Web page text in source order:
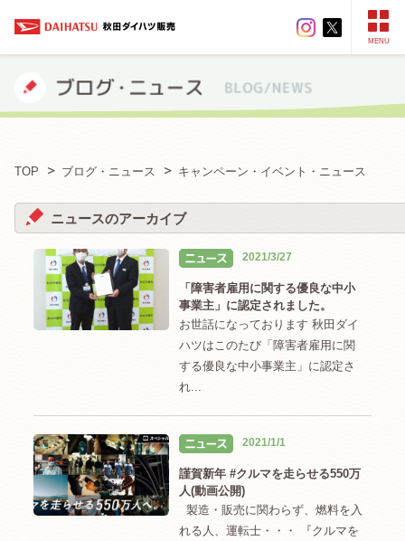
MENU
TOP ブログ・ニュース キャンペーン・イベント・ニュース
ニュースのアーカイブ
2021/3/27
「障害者雇用に関する優良な中小
事業主」に認定されました。
お世話になっております 秋田ダイ
ハツはこのたび「障害者雇用に関
する優良な中小事業主」に認定さ
れ...
2021/1/1
謹賀新年 #クルマを走らせる550万
人(動画公開)
製造・販売に関わらず、燃料を入
れる人、運転士・・・ 『クルマを